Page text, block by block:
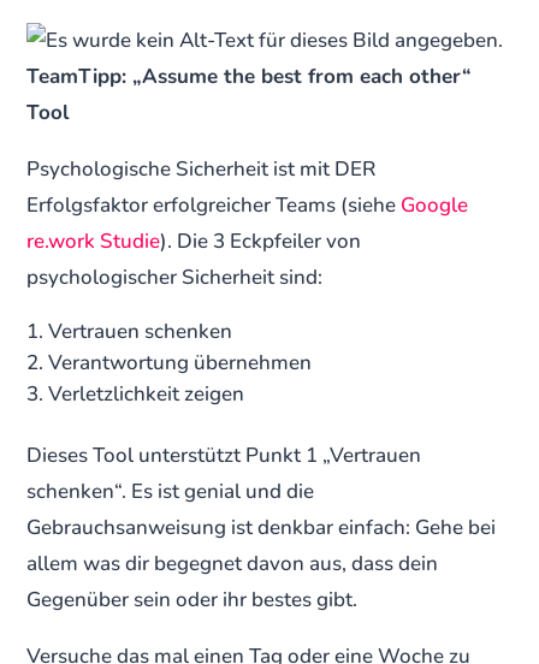
TeamTipp: „Assume the best from each other“
Tool
Psychologische Sicherheit ist mit DER
Erfolgsfaktor erfolgreicher Teams (siehe Google
re.work Studie). Die 3 Eckpfeiler von
psychologischer Sicherheit sind:
Vertrauen schenken
Verantwortung übernehmen
Verletzlichkeit zeigen
Dieses Tool unterstützt Punkt 1 „Vertrauen
schenken“. Es ist genial und die
Gebrauchsanweisung ist denkbar einfach: Gehe bei
allem was dir begegnet davon aus, dass dein
Gegenüber sein oder ihr bestes gibt.
Versuche das mal einen Tag oder eine Woche zu